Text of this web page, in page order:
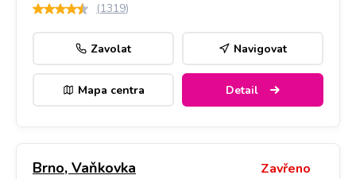
(1319)
Zavolat Navigovat
Mapa centra Detail
Brno, Vaňkovka Zavřeno